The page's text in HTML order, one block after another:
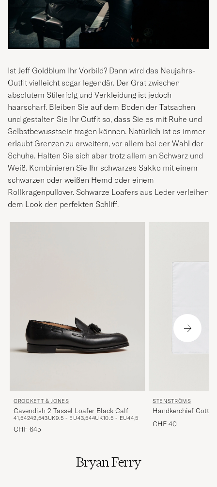
Ist Jeff Goldblum Ihr Vorbild? Dann wird das Neujahrs-
Outfit vielleicht sogar legendär. Der Grat zwischen
absolutem Stilerfolg und Verkleidung ist jedoch
haarscharf. Bleiben Sie auf dem Boden der Tatsachen
und gestalten Sie Ihr Outfit so, dass Sie es mit Ruhe und
Selbstbewusstsein tragen können. Natürlich ist es immer
erlaubt Grenzen zu erweitern, vor allem bei der Wahl der
Schuhe. Halten Sie sich aber trotz allem an Schwarz und
Weiß. Kombinieren Sie Ihr schwarzes Sakko mit einem
schwarzen oder weißen Hemd oder einem
Rollkragenpullover. Schwarze Loafers aus Leder verleihen
dem Look den perfekten Schliff.
CROCKETT & JONES
Cavendish 2 Tassel Loafer Black Calf
41,54242,543UK9.5 - EU43,544UK10.5 - EU44,5
CHF 645
STENSTRÖMS
Handkerchief
CHF 40
Bryan Ferry